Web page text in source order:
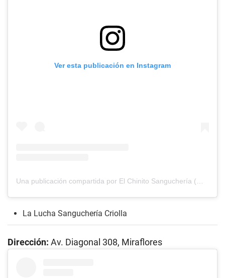
Ver esta publicación en Instagram
Una publicación compartida por El Chinito Sanguchería (@elchinitosangucheria)
La Lucha Sanguchería Criolla
Dirección: Av. Diagonal 308, Miraflores